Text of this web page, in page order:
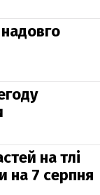
на тлі
на 7 серпня